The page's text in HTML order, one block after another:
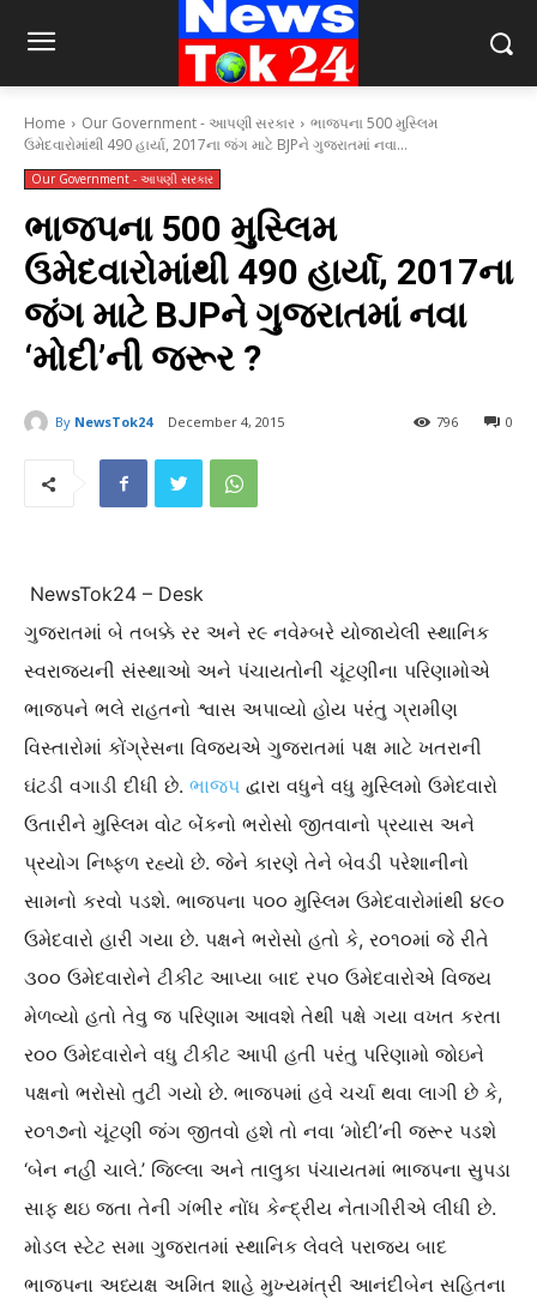
Home Our Government - આપણી સરકાર
ભાજપના 500 મુસ્લિમ
ઉમેદવારોમાંથી 490 હાર્યા, 2017ના જંગ માટે BJPને ગુજરાતમાં નવા...
Our Government - આપણી સરકાર
ભાજપના 500 મુસ્લિમ
ઉમેદવારોમાંથી 490 હાર્યા, 2017ના
જંગ માટે BJPને ગુજરાતમાં નવા
‘મોદી’ની જરૂર ?
By NewsTok24 December 4, 2015 0
796
NewsTok24 – Desk
ગુજરાતમાં બે તબક્કે રર અને ર૯ નવેમ્‍બરે યોજાયેલી સ્‍થાનિક
સ્‍વરાજયની સંસ્‍થાઓ અને પંચાયતોની ચૂંટણીના પરિણામોએ
ભાજપને ભલે રાહતનો શ્વાસ અપાવ્‍યો હોય પરંતુ ગ્રામીણ
વિસ્‍તારોમાં કોંગ્રેસના વિજયએ ગુજરાતમાં પક્ષ માટે ખતરાની
ઘંટડી વગાડી દીધી છે. ભાજપ દ્વારા વધુને વધુ મુસ્‍લિમો ઉમેદવારો
ઉતારીને મુસ્‍લિમ વોટ બેંકનો ભરોસો જીતવાનો પ્રયાસ અને
પ્રયોગ નિષ્‍ફળ રહ્યો છે. જેને કારણે તેને બેવડી પરેશાનીનો
સામનો કરવો પડશે. ભાજપના પ૦૦ મુસ્‍લિમ ઉમેદવારોમાંથી ૪૯૦
ઉમેદવારો હારી ગયા છે. પક્ષને ભરોસો હતો કે, ર૦૧૦માં જે રીતે
૩૦૦ ઉમેદવારોને ટીકીટ આપ્‍યા બાદ રપ૦ ઉમેદવારોએ વિજય
મેળવ્‍યો હતો તેવુ જ પરિણામ આવશે તેથી પક્ષે ગયા વખત કરતા
ર૦૦ ઉમેદવારોને વધુ ટીકીટ આપી હતી પરંતુ પરિણામો જોઇને
પક્ષનો ભરોસો તુટી ગયો છે. ભાજપમાં હવે ચર્ચા થવા લાગી છે કે,
ર૦૧૭નો ચૂંટણી જંગ જીતવો હશે તો નવા ‘મોદી’ની જરૂર પડશે
‘બેન નહી ચાલે.’ જિલ્લા અને તાલુકા પંચાયતમાં ભાજપના સુપડા
સાફ થઇ જતા તેની ગંભીર નોંધ કેન્‍દ્રીય નેતાગીરીએ લીધી છે.
મોડલ સ્‍ટેટ સમા ગુજરાતમાં સ્‍થાનિક લેવલે પરાજય બાદ
ભાજપના અધ્‍યક્ષ અમિત શાહે મુખ્‍યમંત્રી આનંદીબેન સહિતના